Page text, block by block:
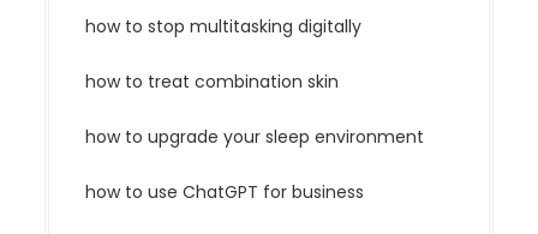
how to stop multitasking digitally
how to treat combination skin
how to upgrade your sleep environment
how to use ChatGPT for business